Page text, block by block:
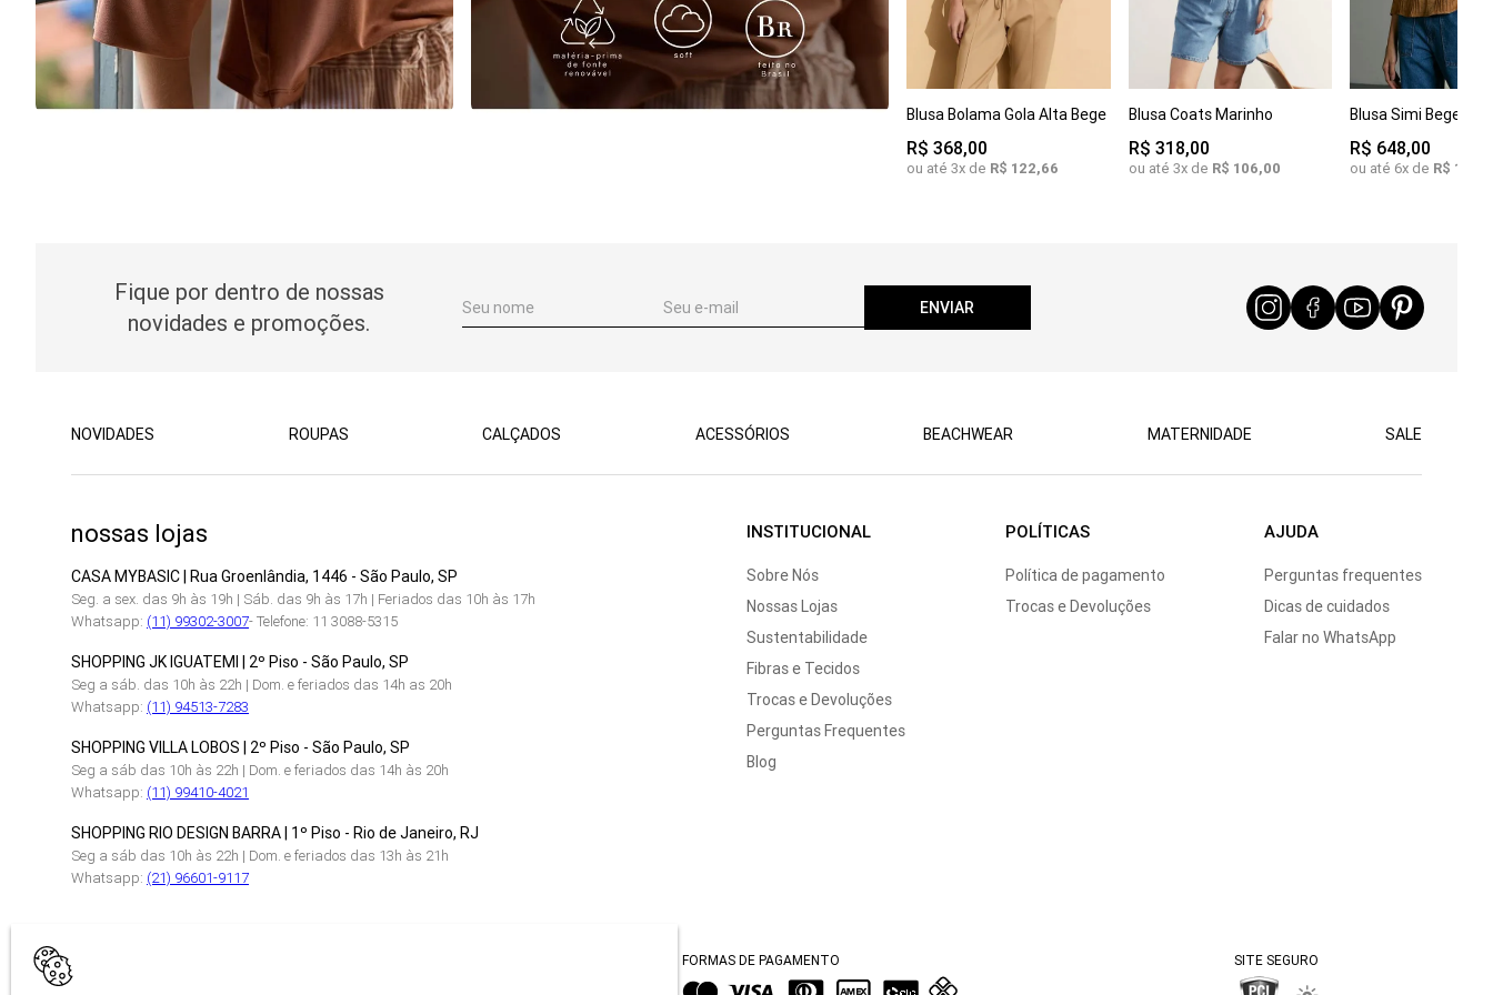
PP M G
GG
Blusa Bolama Gola Alta Bege
R$ 368,00
ou até 3x de R$ 122,66
M G COMPRAR
Blusa Coats Marinho
R$ 318,00
ou até 3x de R$ 106,00
PP
M GG
Blusa Simi Bege
R$ 648,00
ou até 6x de R$ 108
Fique por dentro de nossas
novidades e promoções.
ENVIAR
NOVIDADES ROUPAS CALÇADOS ACESSÓRIOS BEACHWEAR MATERNIDADE SALE
nossas lojas
CASA MYBASIC | Rua Groenlândia, 1446 - São Paulo, SP
Seg. a sex. das 9h às 19h | Sáb. das 9h às 17h | Feriados das 10h às 17h
Whatsapp: (11) 99302-3007- Telefone: 11 3088-5315
SHOPPING JK IGUATEMI | 2º Piso - São Paulo, SP
Seg a sáb. das 10h às 22h | Dom. e feriados das 14h as 20h
Whatsapp: (11) 94513-7283
SHOPPING VILLA LOBOS | 2º Piso - São Paulo, SP
Seg a sáb das 10h às 22h | Dom. e feriados das 14h às 20h
Whatsapp: (11) 99410-4021
SHOPPING RIO DESIGN BARRA | 1º Piso - Rio de Janeiro, RJ
Seg a sáb das 10h às 22h | Dom. e feriados das 13h às 21h
Whatsapp: (21) 96601-9117
INSTITUCIONAL
Sobre Nós
Nossas Lojas
Sustentabilidade
Fibras e Tecidos
Trocas e Devoluções
Perguntas Frequentes
Blog
POLÍTICAS
Política de pagamento
Trocas e Devoluções
AJUDA
Perguntas frequentes
Dicas de cuidados
Falar no WhatsApp
FORMAS DE PAGAMENTO SITE SEGURO